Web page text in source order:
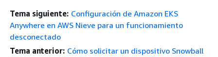
Tema siguiente: Configuración de Amazon EKS
Anywhere en AWS Nieve para un funcionamiento
desconectado
Tema anterior: Cómo solicitar un dispositivo Snowball